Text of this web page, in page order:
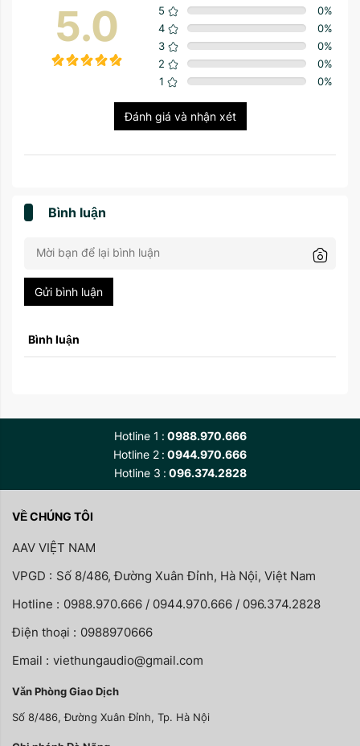
5.0 5 0%
4
0%
3
0%
2
0%
1
0%
Đánh giá và nhận xét
Bình luận
Gửi bình luận
Bình luận
Hotline 1
0988.970.666
Hotline 2 0944.970.666
Hotline 3
096.374.2828
VỀ CHÚNG TÔI
AAV VIỆT NAM
VPGD : Số 8/486, Đường Xuân Đỉnh, Hà Nội, Việt Nam
Hotline : 0988.970.666 / 0944.970.666 / 096.374.2828
Điện thoại : 0988970666
Email : viethungaudio@gmail.com
Văn Phòng Giao Dịch
Số 8/486, Đường Xuân Đỉnh, Tp. Hà Nội